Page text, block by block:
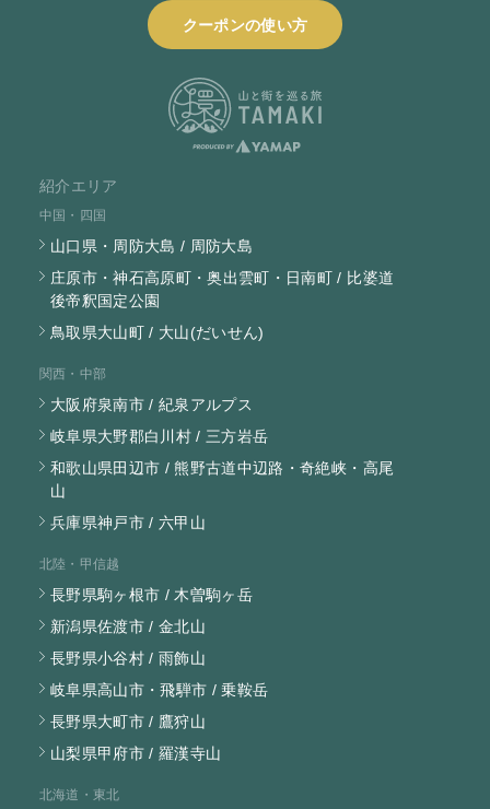
クーポンの使い方
紹介エリア
中国・四国
山口県・周防大島 / 周防大島
庄原市・神石高原町・奥出雲町・日南町 / 比婆道
後帝釈国定公園
鳥取県大山町 / 大山(だいせん)
関西・中部
大阪府泉南市 / 紀泉アルプス
岐阜県大野郡白川村 / 三方岩岳
和歌山県田辺市 / 熊野古道中辺路・奇絶峡・高尾
山
兵庫県神戸市 / 六甲山
北陸・甲信越
長野県駒ヶ根市 / 木曽駒ヶ岳
新潟県佐渡市 / 金北山
長野県小谷村 / 雨飾山
岐阜県高山市・飛騨市 / 乗鞍岳
長野県大町市 / 鷹狩山
山梨県甲府市 / 羅漢寺山
北海道・東北